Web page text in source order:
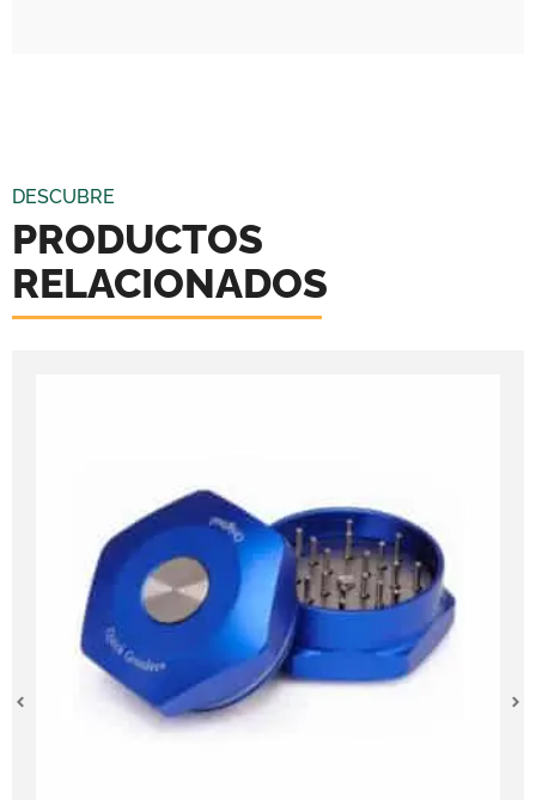
DESCUBRE
PRODUCTOS
RELACIONADOS